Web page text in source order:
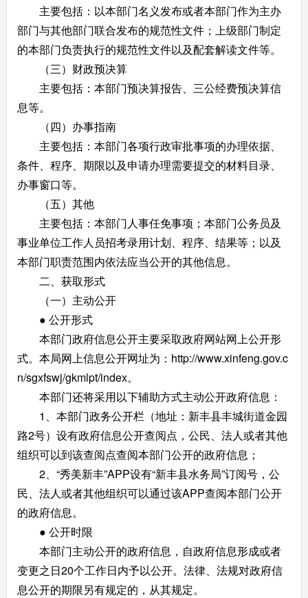
主要包括：以本部门名义发布或者本部门作为主办
部门与其他部门联合发布的规范性文件；上级部门制定
的本部门负责执行的规范性文件以及配套解读文件等。
（三）财政预决算
主要包括：本部门预决算报告、三公经费预决算信
息等。
（四）办事指南
主要包括：本部门各项行政审批事项的办理依据、
条件、程序、期限以及申请办理需要提交的材料目录、
办事窗口等。
（五）其他
主要包括：本部门人事任免事项；本部门公务员及
事业单位工作人员招考录用计划、程序、结果等；以及
本部门职责范围内依法应当公开的其他信息。
二、获取形式
（一）主动公开
● 公开形式
本部门政府信息公开主要采取政府网站网上公开形
式。本局网上信息公开网址为：http://www.xinfeng.gov.c
n/sgxfswj/gkmlpt/index。
本部门还将采用以下辅助方式主动公开政府信息：
1、本部门政务公开栏（地址：新丰县丰城街道金园
路2号）设有政府信息公开查阅点，公民、法人或者其他
组织可以到该查阅点查阅本部门公开的政府信息；
2、“秀美新丰”APP设有“新丰县水务局”订阅号，公
民、法人或者其他组织可以通过该APP查阅本部门公开
的政府信息。
● 公开时限
本部门主动公开的政府信息，自政府信息形成或者
变更之日20个工作日内予以公开。法律、法规对政府信
息公开的期限另有规定的，从其规定。